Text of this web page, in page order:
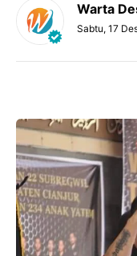
Warta
Sabtu, 17